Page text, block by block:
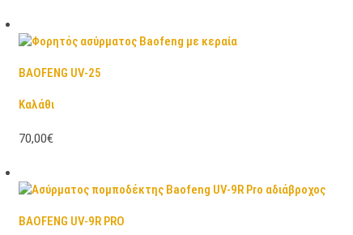
BAOFENG UV-25
Καλάθι
70,00€
BAOFENG UV-9R PRO